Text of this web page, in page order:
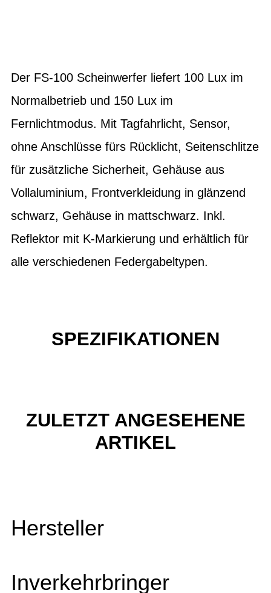
Der FS-100 Scheinwerfer liefert 100 Lux im
Normalbetrieb und 150 Lux im
Fernlichtmodus. Mit Tagfahrlicht, Sensor,
ohne Anschlüsse fürs Rücklicht, Seitenschlitze
für zusätzliche Sicherheit, Gehäuse aus
Vollaluminium, Frontverkleidung in glänzend
schwarz, Gehäuse in mattschwarz. Inkl.
Reflektor mit K-Markierung und erhältlich für
alle verschiedenen Federgabeltypen.
SPEZIFIKATIONEN
ZULETZT ANGESEHENE
ARTIKEL
Hersteller
Inverkehrbringer